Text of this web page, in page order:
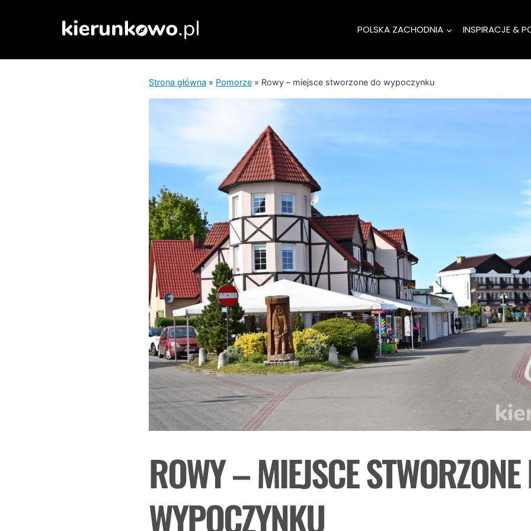
POLSKA ZACHODNIA INSPIRACJE &
Strona główna » Pomorze » Rowy – miejsce stworzone do wypoczynku
ROWY – MIEJSCE
WYPOCZYNKU